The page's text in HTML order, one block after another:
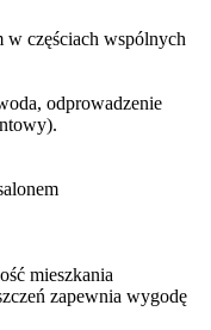
w częściach wspólnych
odprowadzenie
mieszkania
zapewnia wygodę